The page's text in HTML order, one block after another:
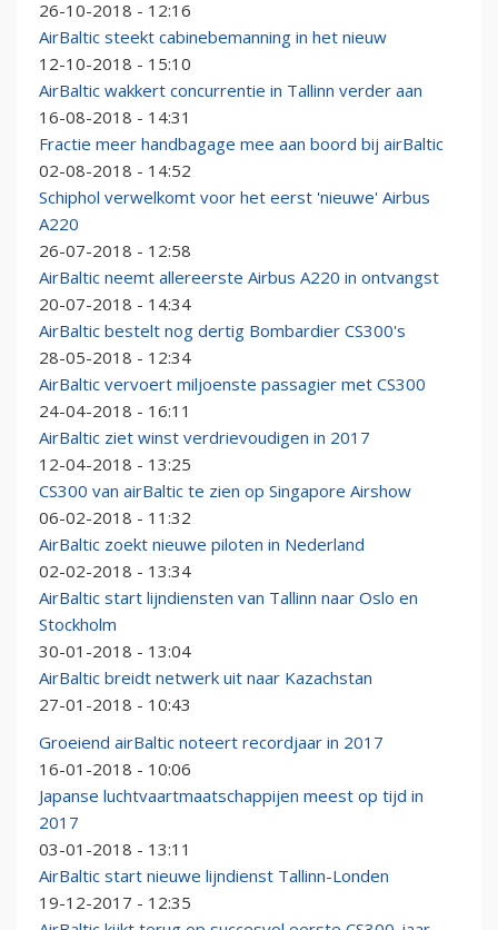
26-10-2018 - 12:16
AirBaltic steekt cabinebemanning in het nieuw
12-10-2018 - 15:10
AirBaltic wakkert concurrentie in Tallinn verder aan
16-08-2018 - 14:31
Fractie meer handbagage mee aan boord bij airBaltic
02-08-2018 - 14:52
Schiphol verwelkomt voor het eerst 'nieuwe' Airbus
A220
26-07-2018 - 12:58
AirBaltic neemt allereerste Airbus A220 in ontvangst
20-07-2018 - 14:34
AirBaltic bestelt nog dertig Bombardier CS300's
28-05-2018 - 12:34
AirBaltic vervoert miljoenste passagier met CS300
24-04-2018 - 16:11
AirBaltic ziet winst verdrievoudigen in 2017
12-04-2018 - 13:25
CS300 van airBaltic te zien op Singapore Airshow
06-02-2018 - 11:32
AirBaltic zoekt nieuwe piloten in Nederland
02-02-2018 - 13:34
AirBaltic start lijndiensten van Tallinn naar Oslo en
Stockholm
30-01-2018 - 13:04
AirBaltic breidt netwerk uit naar Kazachstan
27-01-2018 - 10:43
Groeiend airBaltic noteert recordjaar in 2017
16-01-2018 - 10:06
Japanse luchtvaartmaatschappijen meest op tijd in
2017
03-01-2018 - 13:11
AirBaltic start nieuwe lijndienst Tallinn-Londen
19-12-2017 - 12:35